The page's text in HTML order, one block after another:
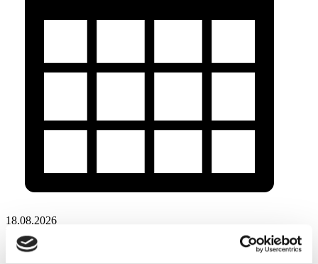
18.08.2026
Fachkräfte gewinnen – Ausbildungsabbrüche vermeiden
Unbesetzte Ausbildungsplätze und steigende Abbruchquoten